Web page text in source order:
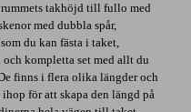
takhöjd till fullo med
med dubbla spår,
du kan fästa i taket,
och kompletta set med allt du
finns i flera olika längder och
för att skapa den längd på